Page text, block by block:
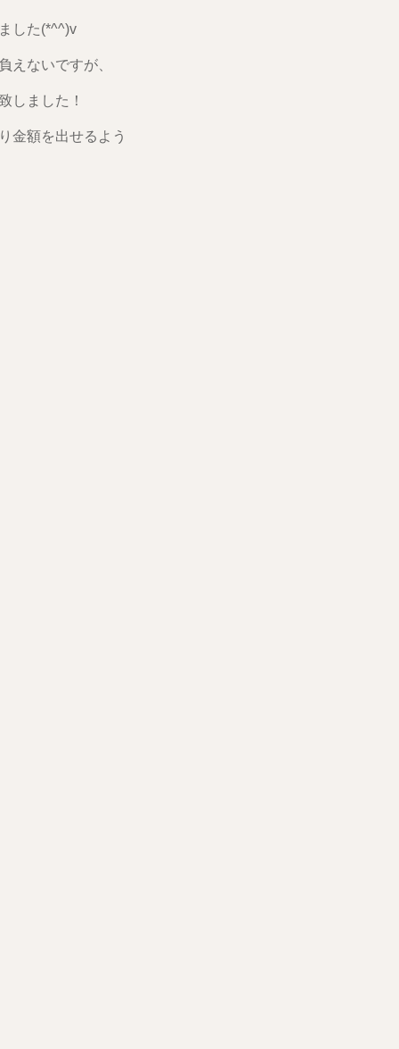
した(*^^)v
えないですが、
しました！
金額を出せるよう